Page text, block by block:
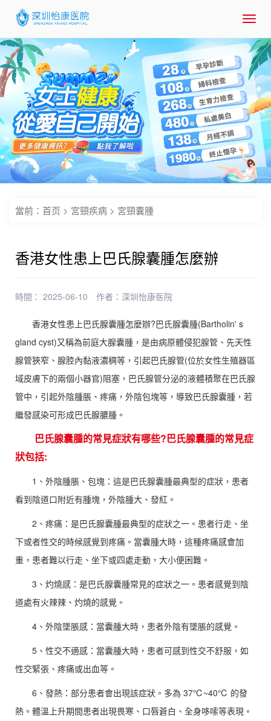
當前： 首页 > 宮頸疾病 > 宮頸囊腫
香港女性患上巴氏腺囊腫怎麼辦
時間： 2025-06-10 作者： 深圳怡康医院
香港女性患上巴氏腺囊腫怎麼辦?巴氏腺囊腫(Bartholin' s
gland cyst)又稱為前庭大腺囊腫，是由病原體侵犯腺管、先天性
腺管狹窄、腺腔內黏液濃稠等，引起巴氏腺管(位於女性生殖器區
域皮膚下的兩個小器官)阻塞，巴氏腺管分泌的液體積聚在巴氏腺
管中，引起外陰腫脹、疼痛，外陰包塊等，導致巴氏腺囊腫，若
繼發感染可形成巴氏腺膿腫。
巴氏腺囊腫的常見症狀有哪些?巴氏腺囊腫的常見症
狀包括:
1、外陰腫脹、包塊：這是巴氏腺囊腫最典型的症狀，患者
看到陰道口附近有腫塊，外陰腫大、發紅。
2、疼痛：是巴氏腺囊腫最典型的症狀之一。患者行走、坐
下或者性交的時候感覺到疼痛。當囊腫大時，這種疼痛感會加
重，患者難以行走、坐下或四處走動，大小便困難。
3、灼燒感：是巴氏腺囊腫常見的症狀之一。患者感覺到陰
道處有火辣辣、灼燒的感覺。
4、外陰墜脹感：當囊腫大時，患者外陰有墜脹的感覺。
5、性交不適感：當囊腫大時，患者可感到性交不舒服，如
性交緊張、疼痛或出血等。
6、發熱：部分患者會出現該症狀。多為 37℃~40℃ 的發
熱。體溫上升期間患者出現畏寒、口唇蒼白、全身哆嗦等表現。